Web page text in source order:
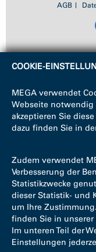
AGB
COOKIE-
MEGA verwendet
Webseite notwendig
akzeptieren Sie
dazu finden Sie in
Zudem verwendet
Verbesserung der
Statistikzwecke
dieser Statistik- und
um Ihre
finden Sie in unserer
Im unteren Teil der
Einstellungen